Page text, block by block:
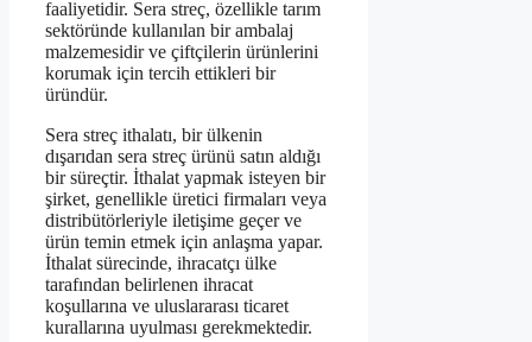
faaliyetidir. Sera streç, özellikle tarım
sektöründe kullanılan bir ambalaj
malzemesidir ve çiftçilerin ürünlerini
korumak için tercih ettikleri bir
üründür.
Sera streç ithalatı, bir ülkenin
dışarıdan sera streç ürünü satın aldığı
bir süreçtir. İthalat yapmak isteyen bir
şirket, genellikle üretici firmaları veya
distribütörleriyle iletişime geçer ve
ürün temin etmek için anlaşma yapar.
İthalat sürecinde, ihracatçı ülke
tarafından belirlenen ihracat
koşullarına ve uluslararası ticaret
kurallarına uyulması gerekmektedir.